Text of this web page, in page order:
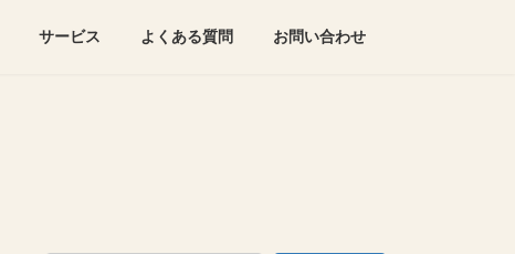
サービス よくある質問 お問い合わせ